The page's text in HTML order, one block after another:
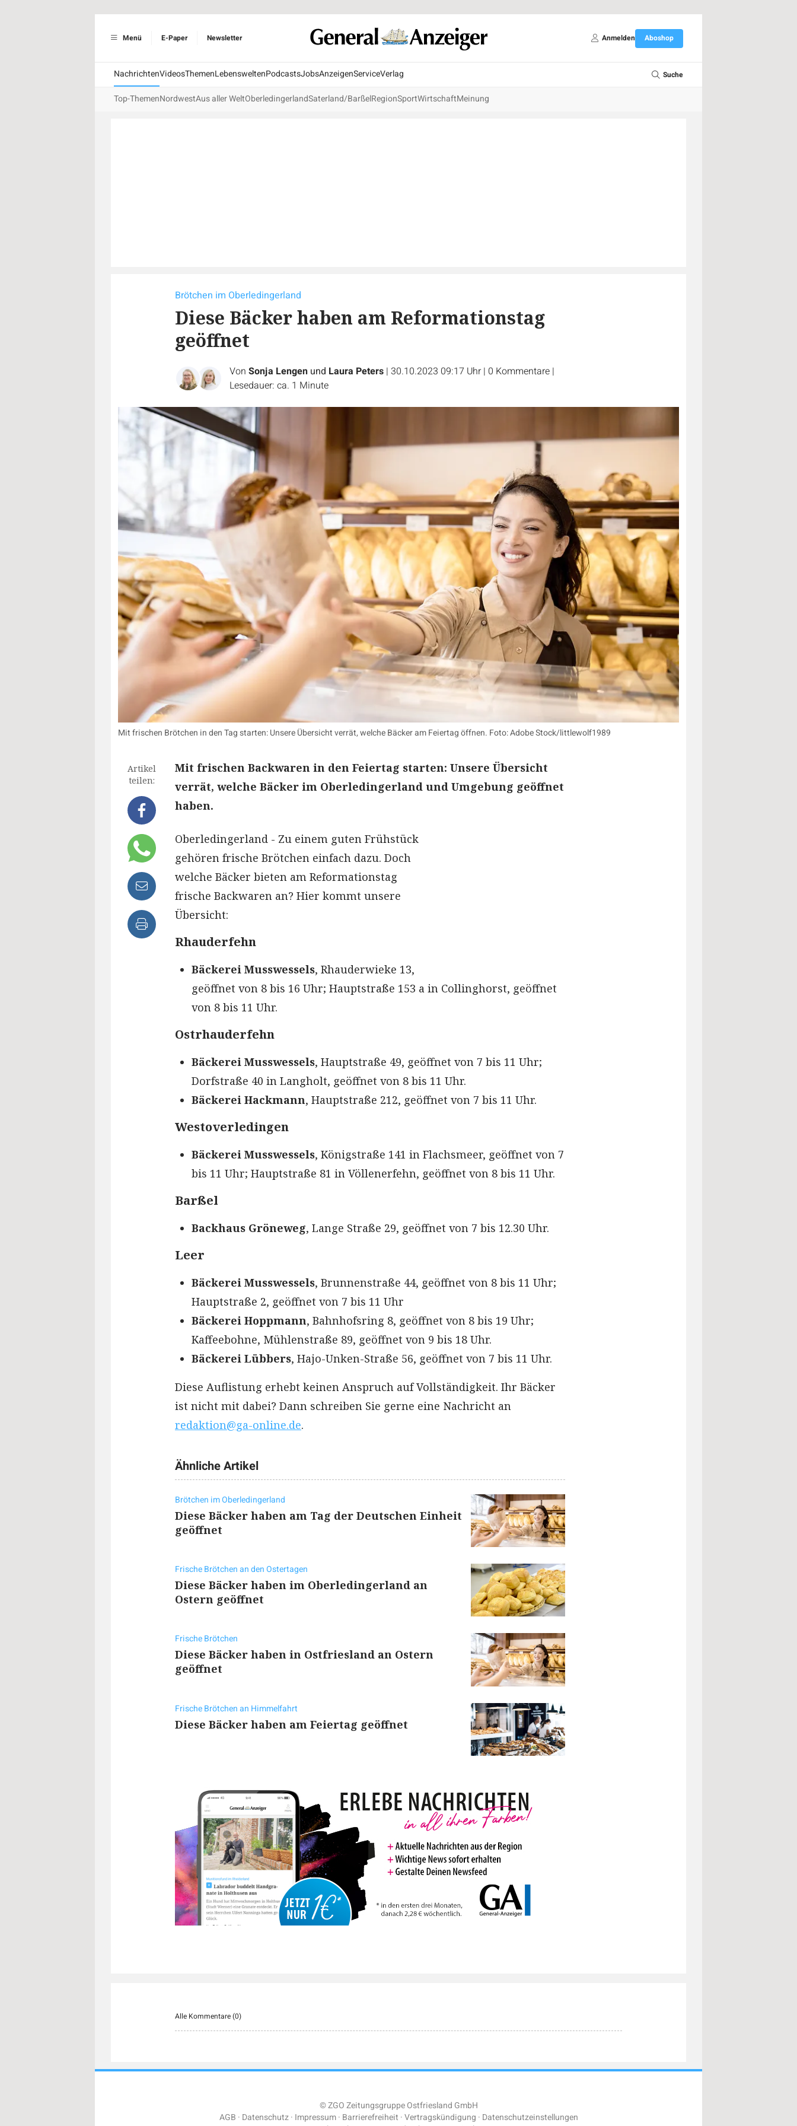
Menü E-Paper Newsletter Anmelden Aboshop
NachrichtenVideosThemenLebensweltenPodcastsJobsAnzeigenServiceVerlag Suche
Top-ThemenNordwestAus aller WeltOberledingerlandSaterland/BarßelRegionSportWirtschaftMeinung
Brötchen im Oberledingerland
Diese Bäcker haben am Reformationstag
geöffnet
Von Sonja Lengen und Laura Peters | 30.10.2023 09:17 Uhr | 0 Kommentare |
Lesedauer: ca. 1 Minute
Mit frischen Brötchen in den Tag starten: Unsere Übersicht verrät, welche Bäcker am Feiertag öffnen. Foto: Adobe Stock/littlewolf1989
Artikel
teilen:
Mit frischen Backwaren in den Feiertag starten: Unsere Übersicht
verrät, welche Bäcker im Oberledingerland und Umgebung geöffnet
haben.
Oberledingerland - Zu einem guten Frühstück
gehören frische Brötchen einfach dazu. Doch
welche Bäcker bieten am Reformationstag
frische Backwaren an? Hier kommt unsere
Übersicht:
Rhauderfehn
Bäckerei Musswessels, Rhauderwieke 13,
geöffnet von 8 bis 16 Uhr; Hauptstraße 153 a in Collinghorst, geöffnet
von 8 bis 11 Uhr.
Ostrhauderfehn
Bäckerei Musswessels, Hauptstraße 49, geöffnet von 7 bis 11 Uhr;
Dorfstraße 40 in Langholt, geöffnet von 8 bis 11 Uhr.
Bäckerei Hackmann, Hauptstraße 212, geöffnet von 7 bis 11 Uhr.
Westoverledingen
Bäckerei Musswessels, Königstraße 141 in Flachsmeer, geöffnet von 7
bis 11 Uhr; Hauptstraße 81 in Völlenerfehn, geöffnet von 8 bis 11 Uhr.
Barßel
Backhaus Gröneweg, Lange Straße 29, geöffnet von 7 bis 12.30 Uhr.
Leer
Bäckerei Musswessels, Brunnenstraße 44, geöffnet von 8 bis 11 Uhr;
Hauptstraße 2, geöffnet von 7 bis 11 Uhr
Bäckerei Hoppmann, Bahnhofsring 8, geöffnet von 8 bis 19 Uhr;
Kaffeebohne, Mühlenstraße 89, geöffnet von 9 bis 18 Uhr.
Bäckerei Lübbers, Hajo-Unken-Straße 56, geöffnet von 7 bis 11 Uhr.
Diese Auflistung erhebt keinen Anspruch auf Vollständigkeit. Ihr Bäcker
ist nicht mit dabei? Dann schreiben Sie gerne eine Nachricht an
redaktion@ga-online.de.
Ähnliche Artikel
Brötchen im Oberledingerland
Diese Bäcker haben am Tag der Deutschen Einheit
geöffnet
Frische Brötchen an den Ostertagen
Diese Bäcker haben im Oberledingerland an
Ostern geöffnet
Frische Brötchen
Diese Bäcker haben in Ostfriesland an Ostern
geöffnet
Frische Brötchen an Himmelfahrt
Diese Bäcker haben am Feiertag geöffnet
Alle Kommentare (0)
© ZGO Zeitungsgruppe Ostfriesland GmbH
AGB Datenschutz Impressum Barrierefreiheit Vertragskündigung Datenschutzeinstellungen